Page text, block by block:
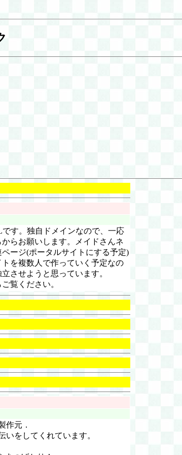
す。独自ドメインなので、一応
らお願いします。メイドさんネ
ージ(ポータルサイトにする予定)
を複数人で作っていく予定なの
させようと思っています。
覧ください。
作元．
をしてくれています。